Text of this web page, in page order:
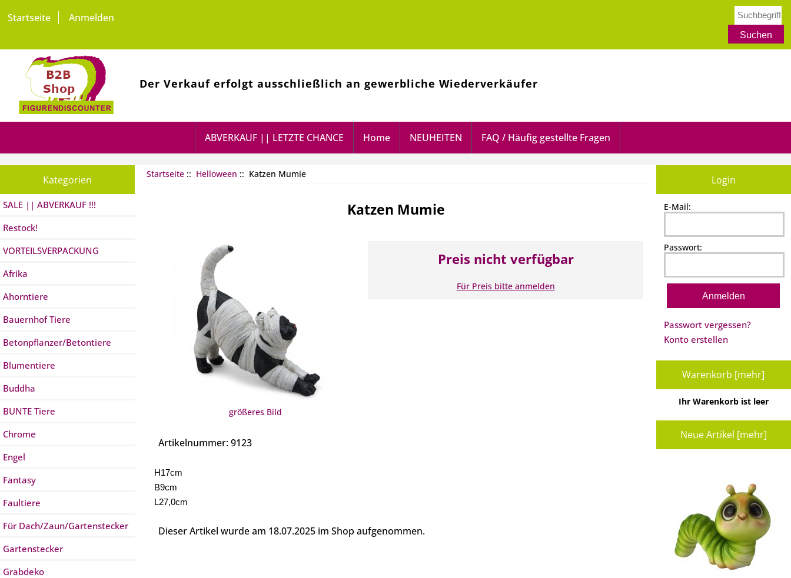
Startseite Anmelden
Der Verkauf erfolgt ausschließlich an gewerbliche Wiederverkäufer
ABVERKAUF || LETZTE CHANCE Home NEUHEITEN FAQ / Häufig gestellte Fragen
Kategorien
SALE || ABVERKAUF !!!
Restock!
VORTEILSVERPACKUNG
Afrika
Ahorntiere
Bauernhof Tiere
Betonpflanzer/Betontiere
Blumentiere
Buddha
BUNTE Tiere
Chrome
Engel
Fantasy
Faultiere
Für Dach/Zaun/Gartenstecker
Gartenstecker
Grabdeko
Startseite:: Helloween :: Katzen Mumie
Katzen Mumie
größeres Bild
Preis nicht verfügbar
Für Preis bitte anmelden
Artikelnummer: 9123
H17cm
B9cm
L27,0cm
Dieser Artikel wurde am 18.07.2025 im Shop aufgenommen.
Login
E-Mail:
Passwort:
Passwort vergessen?
Konto erstellen
Warenkorb [mehr]
Ihr Warenkorb ist leer
Neue Artikel [mehr]